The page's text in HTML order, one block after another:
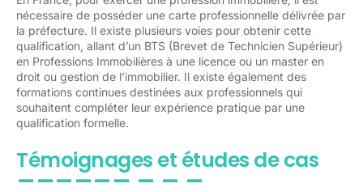
nécessaire de posséder une carte professionnelle délivrée par
la préfecture. Il existe plusieurs voies pour obtenir cette
qualification, allant d’un BTS (Brevet de Technicien Supérieur)
en Professions Immobilières à une licence ou un master en
droit ou gestion de l’immobilier. Il existe également des
formations continues destinées aux professionnels qui
souhaitent compléter leur expérience pratique par une
qualification formelle.
Témoignages et études de cas